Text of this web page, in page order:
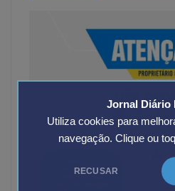
Jornal Diário
Utiliza cookies para
navegação. Clique ou
RECUSAR